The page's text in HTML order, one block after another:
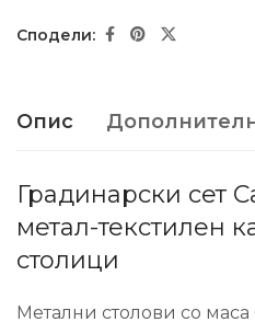
Опис
Градинарски сет
метал-текстилен
столици
Метални столови со маса